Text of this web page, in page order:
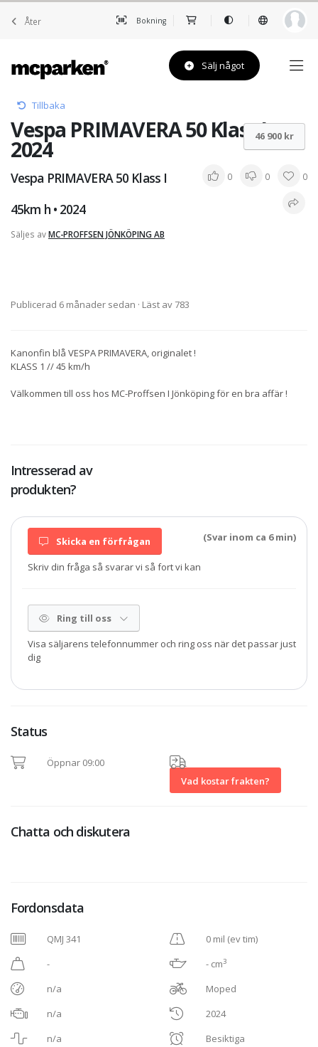
Åter Bokning
Sälj något
Tillbaka
Vespa PRIMAVERA 50 Klass I •
2024
Vespa PRIMAVERA 50 Klass I
45km h • 2024
0 0 0
Säljes avMC-PROFFSEN JÖNKÖPING AB
46 900 kr
Publicerad 6 månader sedan · Läst av 783
Kanonfin blå VESPA PRIMAVERA, originalet !
KLASS 1 // 45 km/h
Välkommen till oss hos MC-Proffsen I Jönköping för en bra affär !
Intresserad av
produkten?
Skicka en förfrågan (Svar inom ca 6 min)
Skriv din fråga så svarar vi så fort vi kan
Ring till oss
Visa säljarens telefonnummer och ring oss när det passar just
dig
Status
Öppnar 09:00
Vad kostar frakten?
Chatta och diskutera
Fordonsdata
QMJ 341
-
n/a
n/a
n/a
0 mil (ev tim)
- cm3
Moped
2024
Besiktiga